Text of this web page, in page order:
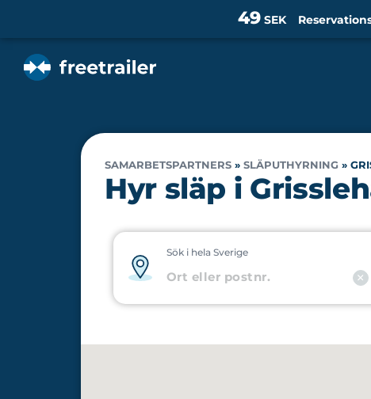
49 SEK
SAMARBETSPARTNERS » SLÄPUTHYRNING »
Hyr släp i
Sök i hela Sverige